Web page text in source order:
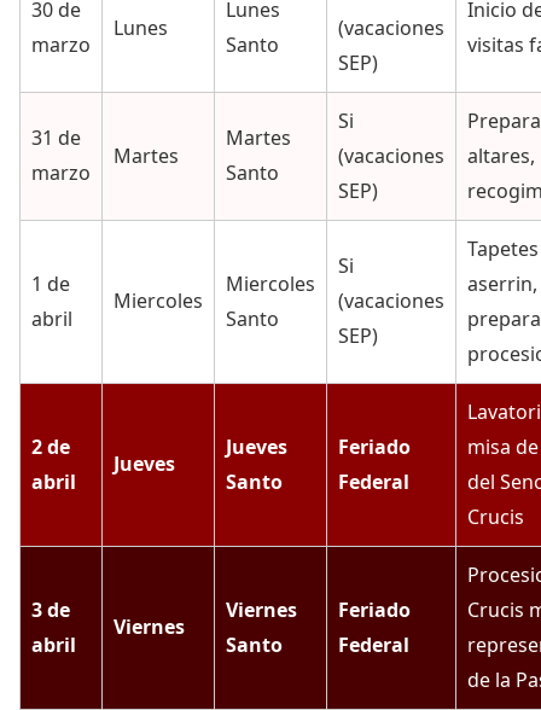
30 de
marzo
Lunes
Lunes
Santo
(vacaciones
SEP)
Inicio
visitas
31 de
marzo
Martes
Martes
Santo
Si
(vacaciones
SEP)
altares,
1 de
abril
Miercoles
Miercoles
Santo
Si
(vacaciones
SEP)
aserrin,
2 de
abril
Jueves
Jueves
Santo
Feriado
Federal
misa
del
Crucis
3 de
abril
Viernes
Viernes
Santo
Feriado
Federal
Crucis
de la